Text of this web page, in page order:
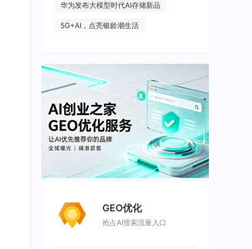
华为发布大模型时代AI存储新品
5G+AI，点亮银龄潮生活
GEO优化
抢占AI搜索流量入口